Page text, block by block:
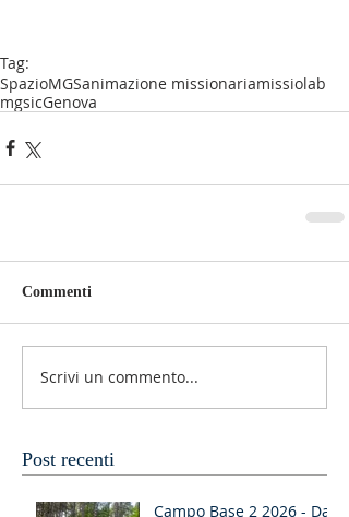
Tag:
SpazioMGSanimazione missionariamissiolab
mgsicGenova
Commenti
Scrivi un commento...
Post recenti
Campo Base 2 2026 - Dal